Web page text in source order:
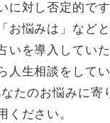
に対し否定的で
お悩みは」など
いを導入してい
生相談をして
たのお悩みに寄
ください。